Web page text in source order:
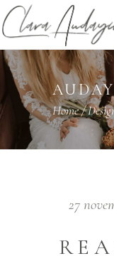
Home/
27